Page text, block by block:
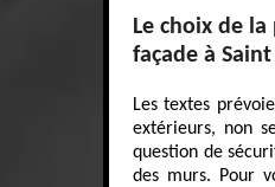
Le choix de
façade à
Les textes
extérieurs, non
question de
des murs. Pour